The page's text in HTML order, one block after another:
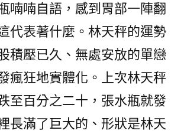
喃喃自語，感到胃部一陣翻
代表著什麼。林天秤的運勢
積壓已久、無處安放的單戀
瘋狂地實體化。上次林天秤
至百分之二十，張水瓶就發
長滿了巨大的、形狀是林天